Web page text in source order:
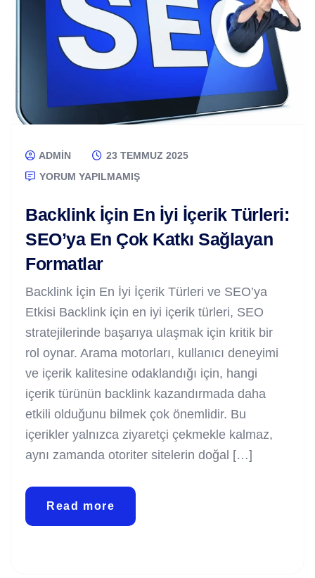
ADMIN
23 TEMMUZ 2025
YORUM YAPILMAMIŞ
Backlink İçin En İyi İçerik Türleri:
SEO’ya En Çok Katkı Sağlayan
Formatlar
Backlink İçin En İyi İçerik Türleri ve SEO’ya
Etkisi Backlink için en iyi içerik türleri, SEO
stratejilerinde başarıya ulaşmak için kritik bir
rol oynar. Arama motorları, kullanıcı deneyimi
ve içerik kalitesine odaklandığı için, hangi
içerik türünün backlink kazandırmada daha
etkili olduğunu bilmek çok önemlidir. Bu
içerikler yalnızca ziyaretçi çekmekle kalmaz,
aynı zamanda otoriter sitelerin doğal […]
Read more